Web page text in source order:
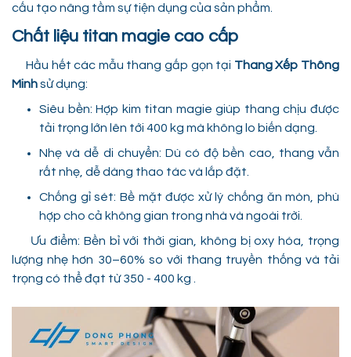
cấu tạo nâng tầm sự tiện dụng của sản phẩm.
Chất liệu titan magie cao cấp
Hầu hết các mẫu thang gấp gọn tại Thang Xếp Thông
Minhsử dụng:
Siêu bền: Hợp kim titan magie giúp thang chịu được
tải trọng lớn lên tới 400 kg mà không lo biến dạng.
Nhẹ và dễ di chuyển: Dù có độ bền cao, thang vẫn
rất nhẹ, dễ dàng thao tác và lắp đặt.
Chống gỉ sét: Bề mặt được xử lý chống ăn mòn, phù
hợp cho cả không gian trong nhà và ngoài trời.
Ưu điểm: Bền bỉ với thời gian, không bị oxy hóa, trọng
lượng nhẹ hơn 30–60% so với thang truyền thống và tải
trọng có thể đạt từ 350 - 400 kg .